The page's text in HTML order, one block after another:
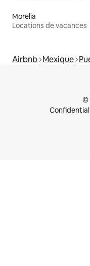
Morelia
Locations de vacances
Airbnb Mexique
©